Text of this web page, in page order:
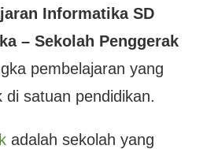
Informatika SD
– Sekolah Penggerak
pembelajaran yang
di satuan pendidikan.
adalah sekolah yang